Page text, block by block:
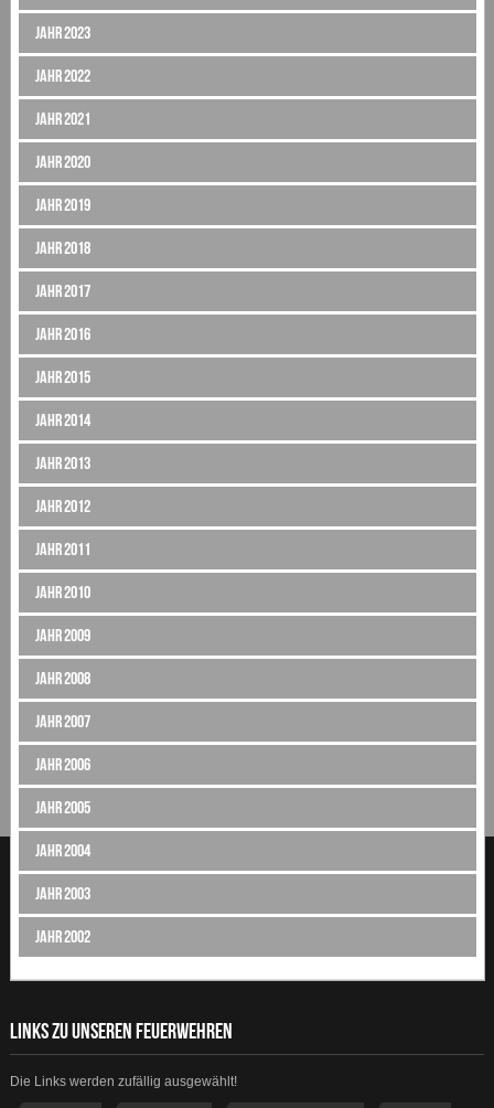
Jahr 2023
Jahr 2022
Jahr 2021
Jahr 2020
Jahr 2019
Jahr 2018
Jahr 2017
Jahr 2016
Jahr 2015
Jahr 2014
Jahr 2013
Jahr 2012
Jahr 2011
Jahr 2010
Jahr 2009
Jahr 2008
Jahr 2007
Jahr 2006
Jahr 2005
Jahr 2004
Jahr 2003
Jahr 2002
LINKS ZU UNSEREN FEUERWEHREN
Die Links werden zufällig ausgewählt!